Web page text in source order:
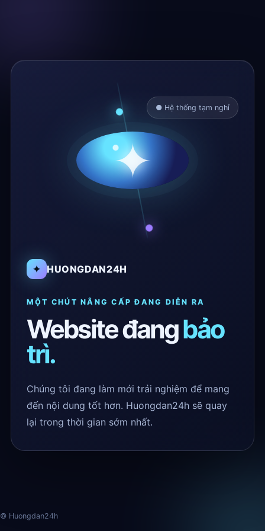
✦ HUONGDAN24H
MỘT CHÚT NÂNG CẤP ĐANG DIỄN RA
Website đangbảo
trì.
Chúng tôi đang làm mới trải nghiệm để mang
đến nội dung tốt hơn. Huongdan24h sẽ quay
lại trong thời gian sớm nhất.
● Hệ thống tạm nghỉ
© Huongdan24h